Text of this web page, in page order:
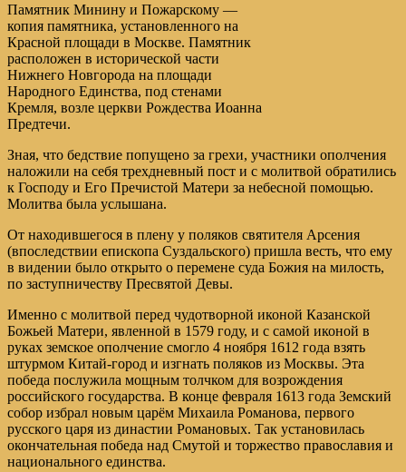
Памятник Минину и Пожарскому —
копия памятника, установленного на
Красной площади в Москве. Памятник
расположен в исторической части
Нижнего Новгорода на площади
Народного Единства, под стенами
Кремля, возле церкви Рождества Иоанна
Предтечи.
Зная, что бедствие попущено за грехи, участники ополчения
наложили на себя трехдневный пост и с молитвой обратились
к Господу и Его Пречистой Матери за небесной помощью.
Молитва была услышана.
От находившегося в плену у поляков святителя Арсения
(впоследствии епископа Суздальского) пришла весть, что ему
в видении было открыто о перемене суда Божия на милость,
по заступничеству Пресвятой Девы.
Именно с молитвой перед чудотворной иконой Казанской
Божьей Матери, явленной в 1579 году, и с самой иконой в
руках земское ополчение смогло 4 ноября 1612 года взять
штурмом Китай-город и изгнать поляков из Москвы. Эта
победа послужила мощным толчком для возрождения
российского государства. В конце февраля 1613 года Земский
собор избрал новым царём Михаила Романова, первого
русского царя из династии Романовых. Так установилась
окончательная победа над Смутой и торжество православия и
национального единства.